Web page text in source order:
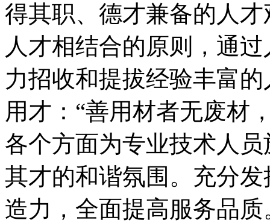
得其职、德才兼备的人
人才相结合的原则，通
力招收和提拔经验丰富
用才：“善用材者无废材
各个方面为专业技术人
其才的和谐氛围。充分
造力，全面提高服务品质